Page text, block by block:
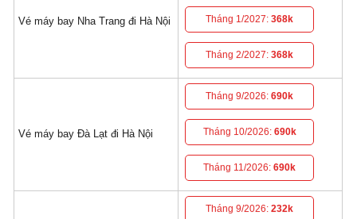
Vé máy bay Nha Trang đi Hà Nội Tháng 1/2027:368k
Tháng 2/2027:368k
Vé máy bay Đà Lạt đi Hà Nội
Tháng 9/2026:690k
Tháng 10/2026: 690k
Tháng 11/2026:690k
Tháng 9/2026:232k